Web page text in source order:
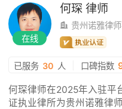
在线
何琛 律师
贵州诺雅律
已服务 30 人 口碑指数
何琛律师在2025年入驻平
证执业律所为贵州诺雅律